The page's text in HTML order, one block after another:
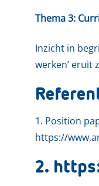
Thema 3:
Inzicht in
werken’ eruit
1. Position
https://
2.